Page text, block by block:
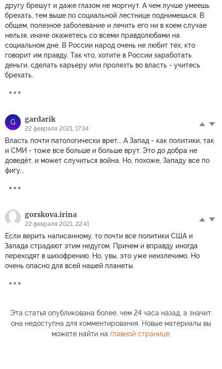
другу брешут и даже глазом не моргнут. А чем лучше умеешь
брехать, тем выше по социальной лестнице поднимешься. В
общем, полезное заболевание и лечить его ни в коем случае
нельзя, иначе окажетесь со всеми правдолюбами на
социальном дне. В России народ очень не любит тех, кто
говорит им правду. Так что, хотите в России заработать
деньги, сделать карьеру или пролезть во власть - учитесь
брехать.
G gardarik
22 февраля 2021, 17:34
Власть почти патологически врет... А Запад - как политики, так
и СМИ - тоже все больше и больше врут. Это до добра не
доведёт, и может случиться война. Но, похоже, Западу все по
фигу...
gorskova.irina
22 февраля 2021, 22:41
Если верить написанному, то почти все политики США и
Запада страдают этим недугом. Причем и вправду иногда
переходят в шизофрению. Но, увы, это уже неизлечимо. Но
очень опасно для всей нашей планеты.
Эта статья опубликована более, чем 24 часа назад, а значит,
она недоступна для комментирования. Новые материалы вы
можете найти на главной странице.